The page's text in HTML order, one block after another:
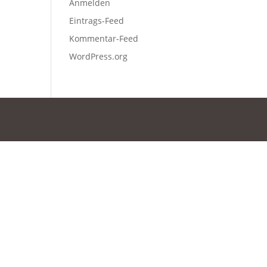
Anmelden
Eintrags-Feed
Kommentar-Feed
WordPress.org